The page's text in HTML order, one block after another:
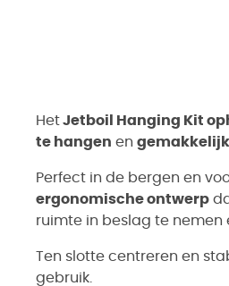
HetJetboil Hanging Kit
te hangen en
Perfect in de bergen en
ergonomische ontwerp
ruimte in beslag te nemen
Ten slotte centreren en
gebruik.